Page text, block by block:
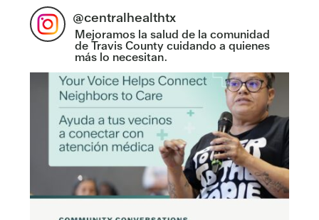
@centralhealthtx
Mejoramos la salud de la comunidad
de Travis County cuidando a quienes
más lo necesitan.